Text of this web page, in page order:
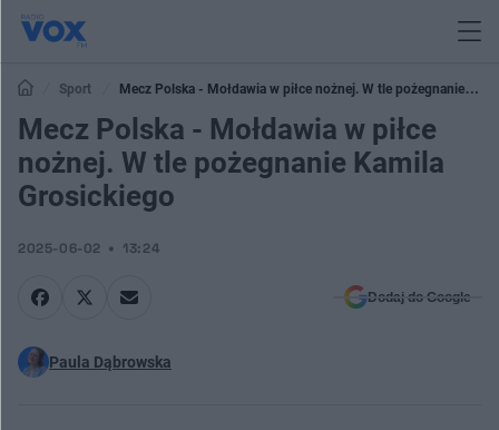
Sport
Mecz Polska - Mołdawia w piłce nożnej. W tle pożegnanie
Kamila Grosickiego
Mecz Polska - Mołdawia w piłce
nożnej. W tle pożegnanie Kamila
Grosickiego
2025-06-02 13:24
Dodaj do Google
Paula Dąbrowska